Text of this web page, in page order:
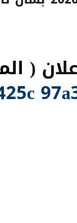
(